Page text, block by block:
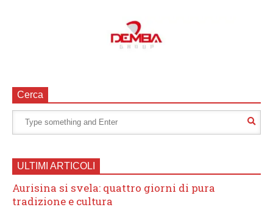
Cerca
ULTIMI ARTICOLI
Aurisina si svela: quattro giorni di pura
tradizione e cultura